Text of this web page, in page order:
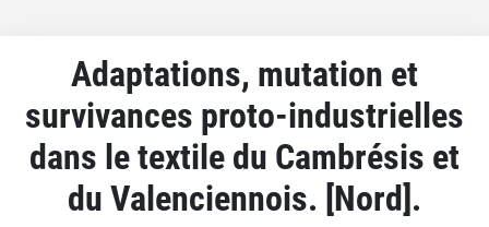
Adaptations, mutation et
survivances proto-industrielles
dans le textile du Cambrésis et
du Valenciennois. [Nord].